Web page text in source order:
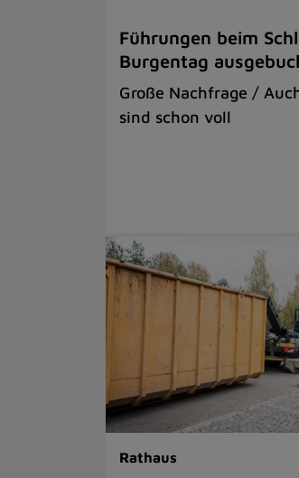
Führungen beim
Burgentag
Große Nachfrage /
sind schon voll
Rathaus